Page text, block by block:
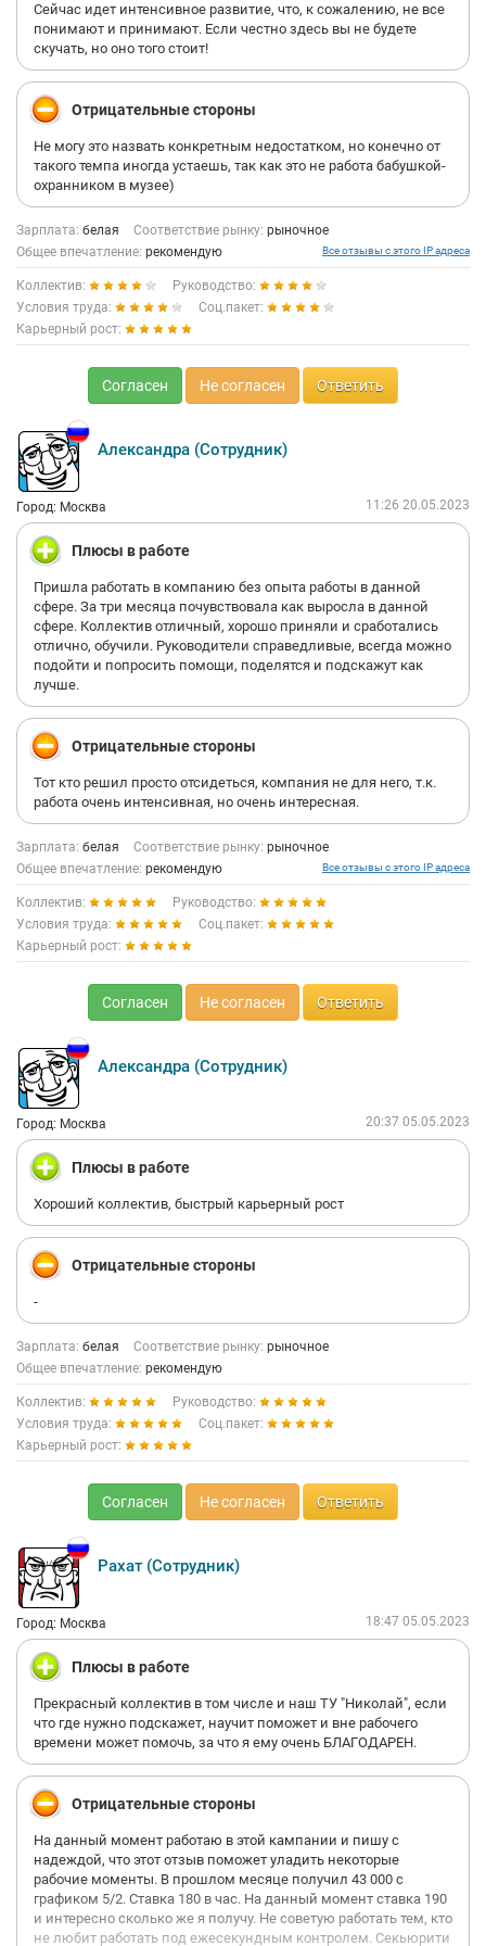
Сейчас идет интенсивное развитие, что, к сожалению, не все
понимают и принимают. Если честно здесь вы не будете
скучать, но оно того стоит!
Отрицательные стороны
Не могу это назвать конкретным недостатком, но конечно от
такого темпа иногда устаешь, так как это не работа бабушкой-
охранником в музее)
Зарплата: белая Соответствие рынку: рыночное
Общее впечатление: рекомендую Все отзывы с этого IP адреса
Коллектив:
Руководство:
Условия труда:
Соц.пакет:
Карьерный рост:
Согласен Не согласен Ответить
Александра (Сотрудник)
Город: Москва 11:26 20.05.2023
Плюсы в работе
Пришла работать в компанию без опыта работы в данной
сфере. За три месяца почувствовала как выросла в данной
сфере. Коллектив отличный, хорошо приняли и сработались
отлично, обучили. Руководители справедливые, всегда можно
подойти и попросить помощи, поделятся и подскажут как
лучше.
Отрицательные стороны
Тот кто решил просто отсидеться, компания не для него, т.к.
работа очень интенсивная, но очень интересная.
Зарплата: белая Соответствие рынку: рыночное
Общее впечатление: рекомендую Все отзывы с этого IP адреса
Коллектив:
Руководство:
Условия труда:
Соц.пакет:
Карьерный рост:
Согласен Не согласен Ответить
Александра (Сотрудник)
Город: Москва 20:37 05.05.2023
Плюсы в работе
Хороший коллектив, быстрый карьерный рост
Отрицательные стороны
-
Зарплата: белая Соответствие рынку: рыночное
Общее впечатление: рекомендую
Коллектив:
Руководство:
Условия труда:
Соц.пакет:
Карьерный рост:
Согласен Не согласен Ответить
Рахат (Сотрудник)
Город: Москва 18:47 05.05.2023
Плюсы в работе
Прекрасный коллектив в том числе и наш ТУ "Николай", если
что где нужно подскажет, научит поможет и вне рабочего
времени может помочь, за что я ему очень БЛАГОДАРЕН.
Отрицательные стороны
На данный момент работаю в этой кампании и пишу с
надеждой, что этот отзыв поможет уладить некоторые
рабочие моменты. В прошлом месяце получил 43 000 с
графиком 5/2. Ставка 180 в час. На данный момент ставка 190
и интересно сколько же я получу. Не советую работать тем, кто
не любит работать под ежесекундным контролем. Секьюрити